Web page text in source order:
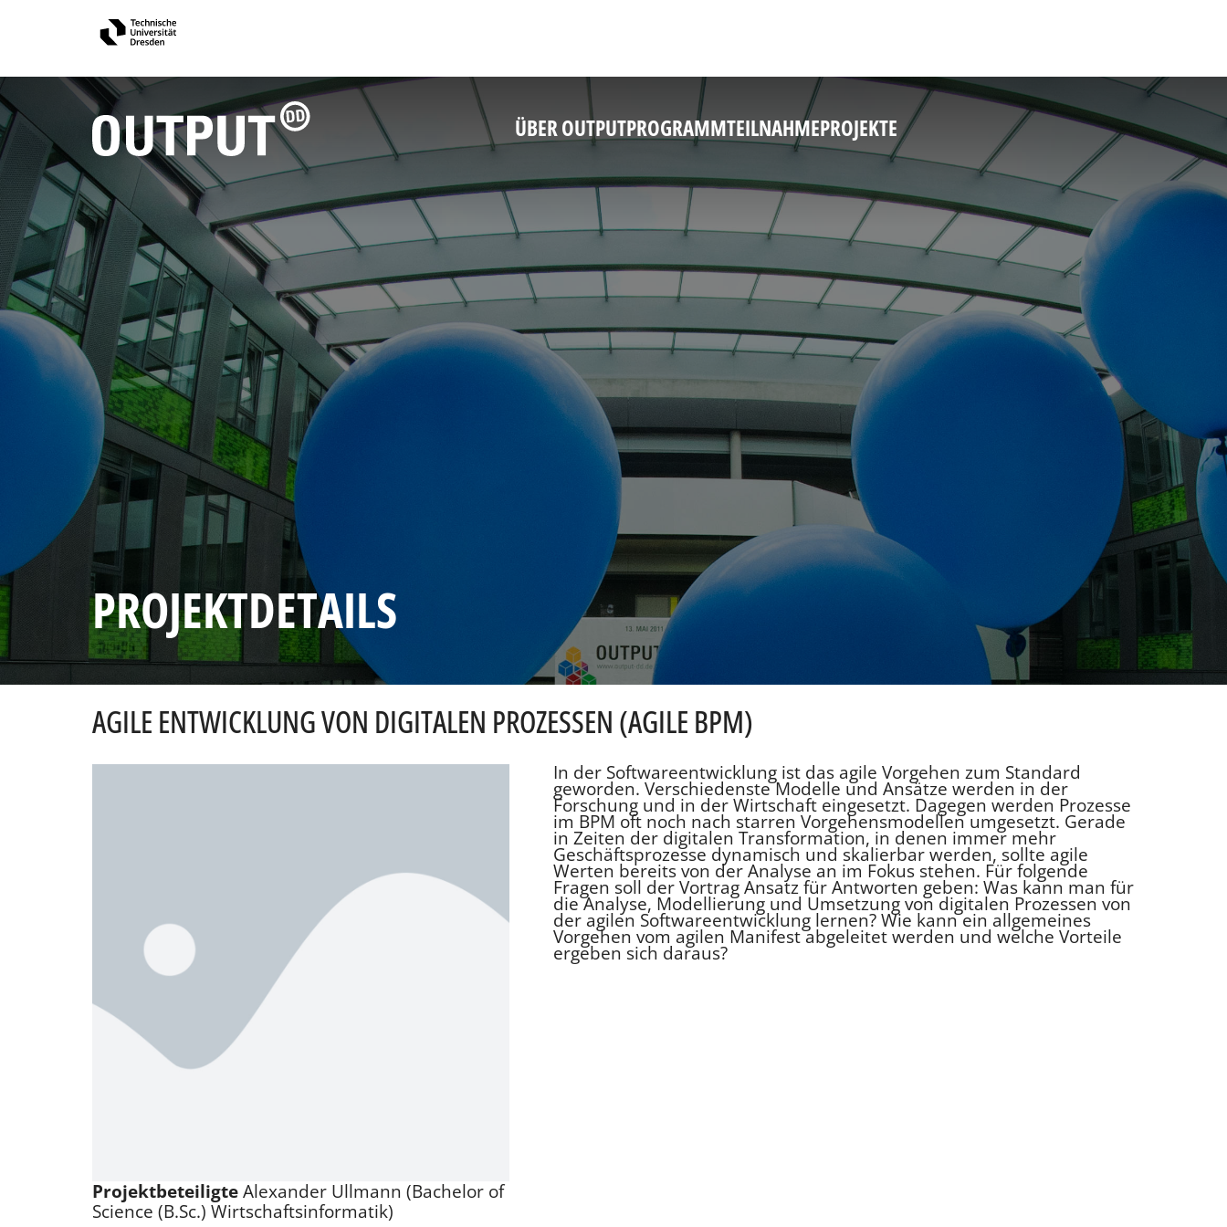
ÜBER OUTPUTPROGRAMMTEILNAHMEPROJEKTE
PROJEKTDETAILS
AGILE ENTWICKLUNG VON DIGITALEN PROZESSEN (AGILE BPM)
ProjektbeteiligteAlexander Ullmann (Bachelor of
Science (B.Sc.) Wirtschaftsinformatik)
In der Softwareentwicklung ist das agile Vorgehen zum Standard
geworden. Verschiedenste Modelle und Ansätze werden in der
Forschung und in der Wirtschaft eingesetzt. Dagegen werden Prozesse
im BPM oft noch nach starren Vorgehensmodellen umgesetzt. Gerade
in Zeiten der digitalen Transformation, in denen immer mehr
Geschäftsprozesse dynamisch und skalierbar werden, sollte agile
Werten bereits von der Analyse an im Fokus stehen. Für folgende
Fragen soll der Vortrag Ansatz für Antworten geben: Was kann man für
die Analyse, Modellierung und Umsetzung von digitalen Prozessen von
der agilen Softwareentwicklung lernen? Wie kann ein allgemeines
Vorgehen vom agilen Manifest abgeleitet werden und welche Vorteile
ergeben sich daraus?